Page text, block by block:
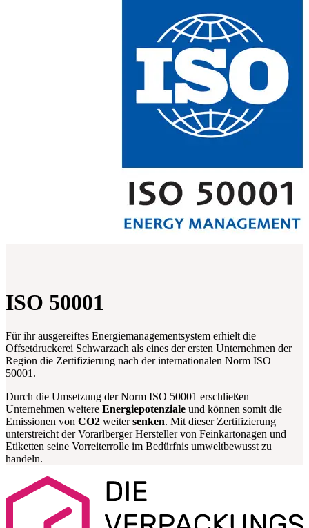
ISO 50001
Für ihr ausgereiftes Energiemanagementsystem erhielt die
Offsetdruckerei Schwarzach als eines der ersten Unternehmen der
Region die Zertifizierung nach der internationalen Norm ISO
50001.
Durch die Umsetzung der Norm ISO 50001 erschließen
Unternehmen weitere Energiepotenziale und können somit die
Emissionen von CO2 weitersenken. Mit dieser Zertifizierung
unterstreicht der Vorarlberger Hersteller von Feinkartonagen und
Etiketten seine Vorreiterrolle im Bedürfnis umweltbewusst zu
handeln.